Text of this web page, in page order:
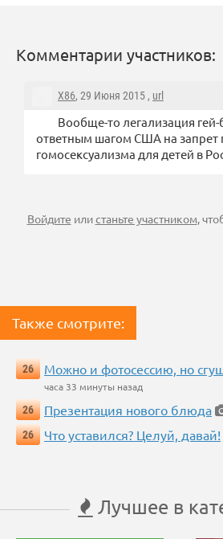
Комментарии участников:
X86, 29 Июня 2015 , url
Вообще-то легализация
ответным шагом США на запрет
гомосексуализма для детей в
Войдите илистаньте участником,
Также смотрите:
26 Можно и фотосессию, но
часа 33 минуты назад
26
Презентация нового блюда
26
Что уставился? Целуй, давай!
Лучшее в